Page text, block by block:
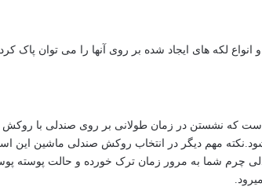
لکه های ایجاد شده بر روی آنها را می توان پاک
است که نشستن در زمان طولانی بر روی صندلی با
مهم دیگر در انتخاب روکش صندلی ماشین این
شما به مرور زمان ترک خورده و حالت پوسته